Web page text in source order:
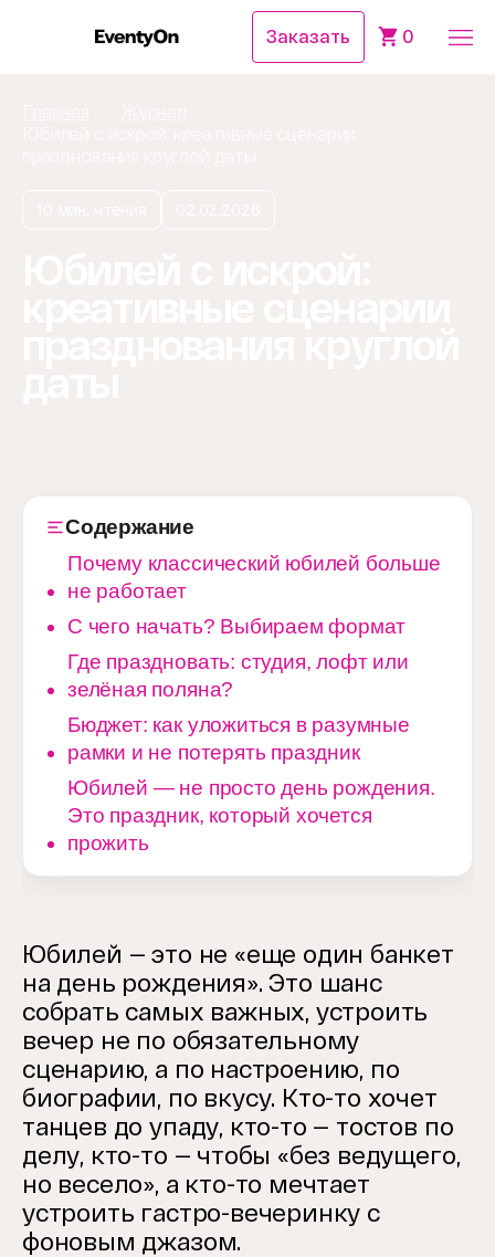
Заказать 0
Содержание
Почему классический юбилей больше
не работает
С чего начать? Выбираем формат
Где праздновать: студия, лофт или
зелёная поляна?
Бюджет: как уложиться в разумные
рамки и не потерять праздник
Юбилей — не просто день рождения.
Это праздник, который хочется
прожить
Юбилей — это не «еще один банкет
на день рождения». Это шанс
собрать самых важных, устроить
вечер не по обязательному
сценарию, а по настроению, по
биографии, по вкусу. Кто-то хочет
танцев до упаду, кто-то — тостов по
делу, кто-то — чтобы «без ведущего,
но весело», а кто-то мечтает
устроить гастро-вечеринку с
фоновым джазом.